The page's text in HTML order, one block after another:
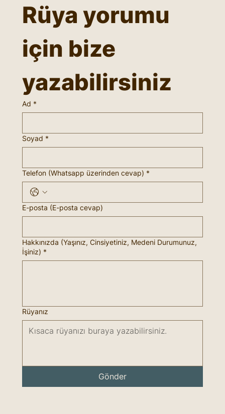
Rüya yorumu
için bize
yazabilirsiniz
Ad *
Soyad *
Telefon (Whatsapp üzerinden cevap) *
E-posta (E-posta cevap)
Hakkınızda (Yaşınız, Cinsiyetiniz, Medeni Durumunuz,
İşiniz) *
Rüyanız
Gönder